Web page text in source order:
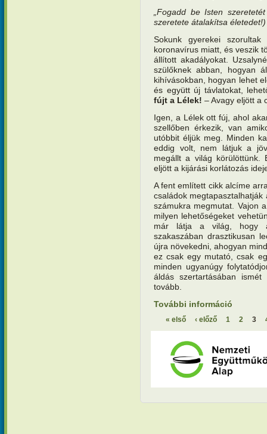
„Fogadd be Isten
szeretete átalakítsa életedet!)
Sokunk gyerekei
koronavírus miatt, és veszik
állított akadályokat.
szülőknek abban, hogyan
kihívásokban, hogyan lehet
és együtt új távlatokat,
fújt a Lélek! – Avagy eljött a
Igen, a Lélek ott fúj, ahol
szellőben érkezik, van
utóbbit éljük meg. Minden
eddig volt, nem látjuk a
megállt a világ körülöttünk.
eljött a kijárási korlátozás
A fent említett cikk alcíme
családok
számukra megmutat. Vajon
milyen lehetőségeket
már látja a világ, hogy a
szakaszában drasztikusan
újra növekedni, ahogyan
ez csak egy mutató, csak
minden ugyanúgy
áldás szertartásában
tovább.
További információ
Oldalak
« első ‹ előző 1 2 3